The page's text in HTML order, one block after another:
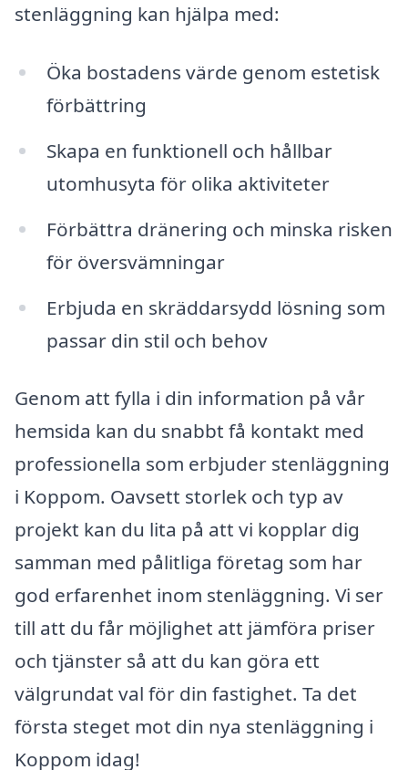
stenläggning kan hjälpa med:
Öka bostadens värde genom estetisk
förbättring
Skapa en funktionell och hållbar
utomhusyta för olika aktiviteter
Förbättra dränering och minska risken
för översvämningar
Erbjuda en skräddarsydd lösning som
passar din stil och behov
Genom att fylla i din information på vår
hemsida kan du snabbt få kontakt med
professionella som erbjuder stenläggning
i Koppom. Oavsett storlek och typ av
projekt kan du lita på att vi kopplar dig
samman med pålitliga företag som har
god erfarenhet inom stenläggning. Vi ser
till att du får möjlighet att jämföra priser
och tjänster så att du kan göra ett
välgrundat val för din fastighet. Ta det
första steget mot din nya stenläggning i
Koppom idag!